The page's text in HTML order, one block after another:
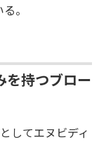
。
を持つブロー
してエヌビディ